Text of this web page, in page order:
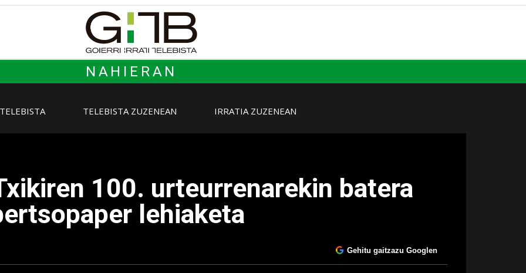
NAHIERAN
TELEBISTA ZUZENEAN IRRATIA ZUZENEAN
100. urteurrenarekin batera
lehiaketa
Gehitu gaitzazu Googlen